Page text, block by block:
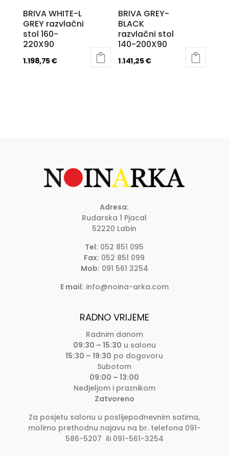
BRIVA WHITE-L
GREY razvlačni
stol 160-
220X90
1.198,75€
BRIVA GREY-
BLACK
razvlačni stol
140-200X90
1.141,25€
Adresa:
Rudarska 1 Pjacal
52220 Labin
Tel: 052 851 095
Fax: 052 851 099
Mob: 091 561 3254
E mail: info@noina-arka.com
RADNO VRIJEME
Radnim danom
09:30 – 15:30 u salonu
15:30 – 19:30 po dogovoru
Subotom
09:00 – 13:00
Nedjeljom i praznikom
Zatvoreno
Za posjetu salonu u poslijepodnevnim satima,
molimo prethodnu najavu na br. telefona 091-
586-5207 ili 091-561-3254